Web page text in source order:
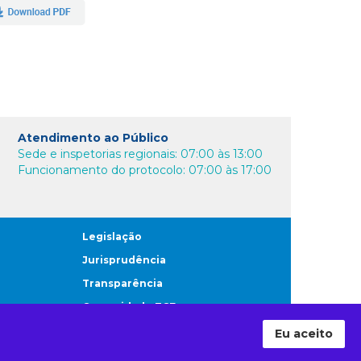
Atendimento ao Público
Sede e inspetorias regionais: 07:00 às 13:00
Funcionamento do protocolo: 07:00 às 17:00
Legislação
Jurisprudência
Transparência
Comunidade TCE
Eu aceito